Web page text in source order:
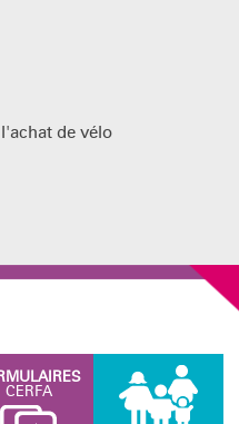
de vélo
CERFA